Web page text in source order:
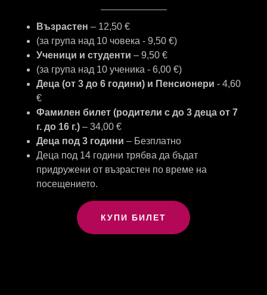
Възрастен – 12,50 €
(за група над 10 човека - 9,50 €)
Ученици и студенти – 9,50 €
(за група над 10 ученика - 6,00 €)
Деца (от 3 до 6 години) и Пенсионери - 4,60
€
Фамилен билет (родители с до 3 деца от 7
г. до 16 г.)– 34,00 €
Деца под 3 години – Безплатно
Деца под 14 години трябва да бъдат
придружени от възрастен по време на
посещението.
КУПИ БИЛЕТ